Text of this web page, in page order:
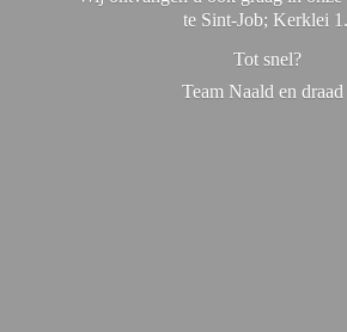
te Sint-Job; Kerklei 1.
Tot snel?
Team Naald en draad